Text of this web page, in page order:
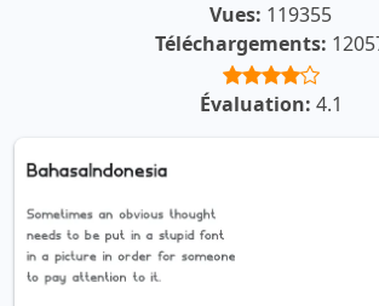
Vues: 119355
Téléchargements:
Évaluation: 4.1